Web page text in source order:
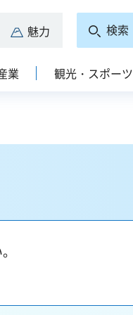
魅力 検索
業 観光・スポーツ